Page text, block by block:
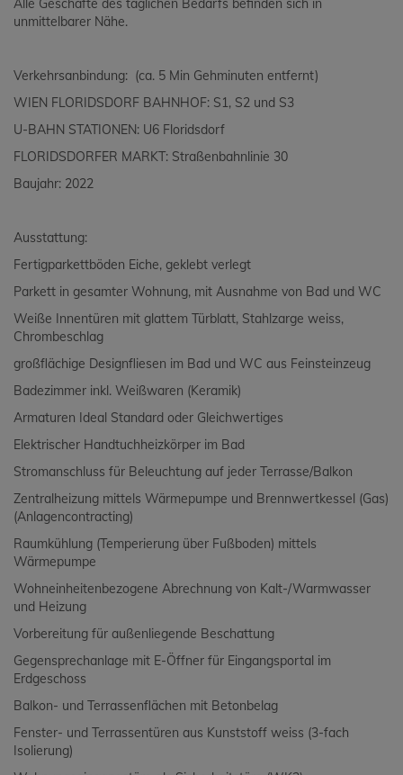
Alle Geschäfte des täglichen Bedarfs befinden sich in
unmittelbarer Nähe.
Verkehrsanbindung: (ca. 5 Min Gehminuten entfernt)
WIEN FLORIDSDORF BAHNHOF: S1, S2 und S3
U-BAHN STATIONEN: U6 Floridsdorf
FLORIDSDORFER MARKT: Straßenbahnlinie 30
Baujahr: 2022
Ausstattung:
Fertigparkettböden Eiche, geklebt verlegt
Parkett in gesamter Wohnung, mit Ausnahme von Bad und WC
Weiße Innentüren mit glattem Türblatt, Stahlzarge weiss,
Chrombeschlag
großflächige Designfliesen im Bad und WC aus Feinsteinzeug
Badezimmer inkl. Weißwaren (Keramik)
Armaturen Ideal Standard oder Gleichwertiges
Elektrischer Handtuchheizkörper im Bad
Stromanschluss für Beleuchtung auf jeder Terrasse/Balkon
Zentralheizung mittels Wärmepumpe und Brennwertkessel (Gas)
(Anlagencontracting)
Raumkühlung (Temperierung über Fußboden) mittels
Wärmepumpe
Wohneinheitenbezogene Abrechnung von Kalt-/Warmwasser
und Heizung
Vorbereitung für außenliegende Beschattung
Gegensprechanlage mit E-Öffner für Eingangsportal im
Erdgeschoss
Balkon- und Terrassenflächen mit Betonbelag
Fenster- und Terrassentüren aus Kunststoff weiss (3-fach
Isolierung)